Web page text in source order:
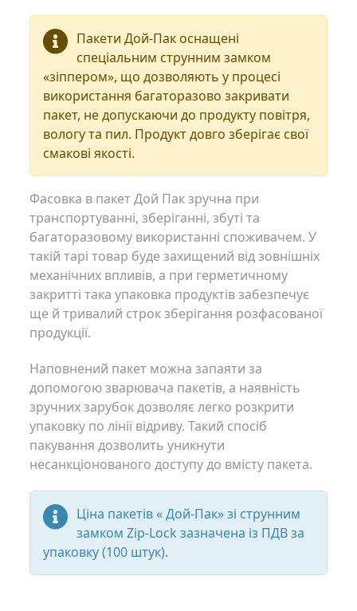
Пакети Дой-Пак оснащені
спеціальним струнним замком
«зіппером», що дозволяють у процесі
використання багаторазово закривати
пакет, не допускаючи до продукту повітря,
вологу та пил. Продукт довго зберігає свої
смакові якості.
Фасовка в пакет Дой Пак зручна при
транспортуванні, зберіганні, збуті та
багаторазовому використанні споживачем. У
такій тарі товар буде захищений від зовнішніх
механічних впливів, а при герметичному
закритті така упаковка продуктів забезпечує
ще й тривалий строк зберігання розфасованої
продукції.
Наповнений пакет можна запаяти за
допомогою зварювача пакетів, а наявність
зручних зарубок дозволяє легко розкрити
упаковку по лінії відриву. Такий спосіб
пакування дозволить уникнути
несанкціонованого доступу до вмісту пакета.
Ціна пакетів « Дой-Пак» зі струнним
замком Zip-Lock зазначена із ПДВ за
упаковку (100 штук).